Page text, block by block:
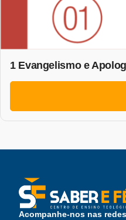
1 Evangelismo e
Acompanhe-nos nas redes